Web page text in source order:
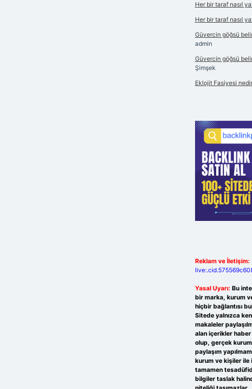
Her bir taraf nasıl
Her bir taraf nasıl
Güvercin göğsü
admin
Güvercin göğsü
Şimşek
Eklojit Fasiyesi
Reklam ve İletişim:
Yasal Uyarı: Bu
bir marka, kurum
hiçbir bağlantısı
Sitede yalnızca
makaleler
alan içerikler
olup, gerçek
paylaşım
kurum ve kişiler
tamamen
bilgiler taslak